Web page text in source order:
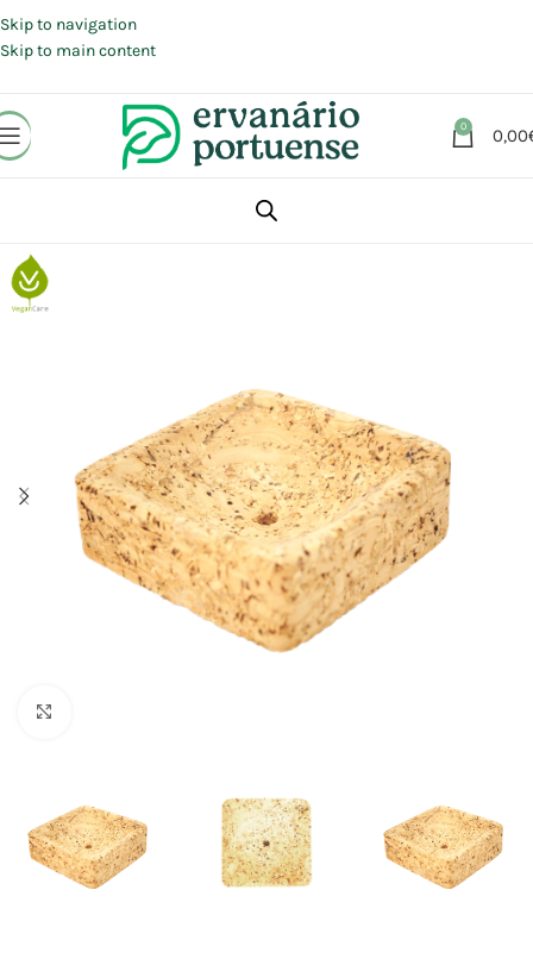
Skip to navigation
Skip to main content
0 0,00
Animais | Casa | Lar